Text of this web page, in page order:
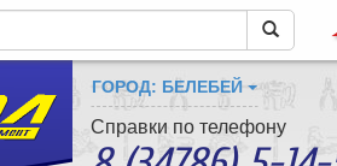
ГОРОД: БЕЛЕБЕЙ
Справки по телефону